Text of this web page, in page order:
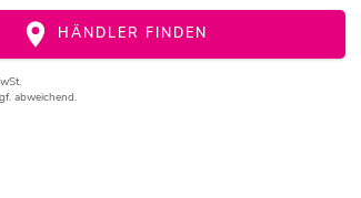
HÄNDLER FINDEN
abweichend.